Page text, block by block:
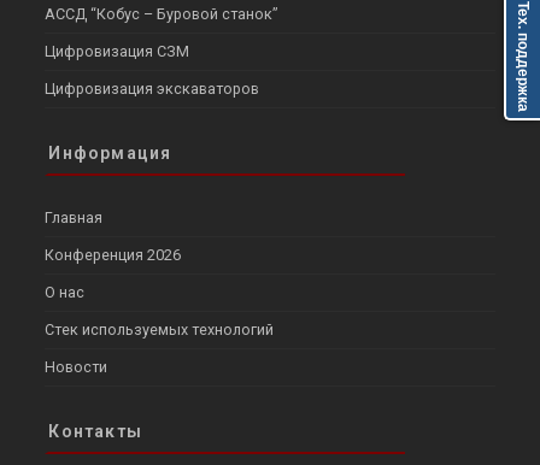
АССД “Кобус – Буровой станок”
Цифровизация СЗМ
Цифровизация экскаваторов
Информация
Главная
Конференция 2026
О нас
Стек используемых технологий
Новости
Контакты
Тех. поддержка